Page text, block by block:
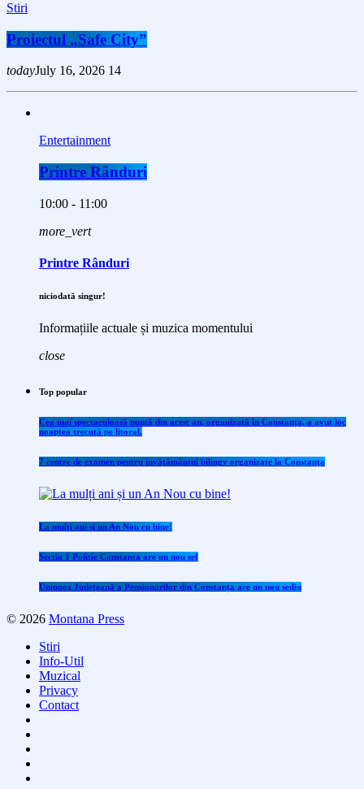
Stiri
Proiectul „Safe City”
todayJuly 16, 2026 14
Entertainment
Printre Rânduri
10:00 - 11:00
more_vert
Printre Rânduri
niciodată singur!
Informațiile actuale și muzica momentului
close
Top popular
Cea mai spectaculoasă nuntă din acest an, organizată în Constanța, a avut loc
noaptea trecută pe litoral.
7 centre de examen pentru învăţământul bilingv organizate la Constanţa
La mulți ani și un An Nou cu bine!
Sectia 1 Politie Constanta are un nou sef
Uniunea Județeană a Pensionarilor din Constanța are un nou sediu
© 2026 Montana Press
Stiri
Info-Util
Muzical
Privacy
Contact